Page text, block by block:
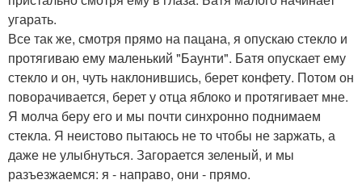
угарать.
Все так же, смотря прямо на пацана, я опускаю стекло и
протягиваю ему маленький "Баунти". Батя опускает ему
стекло и он, чуть наклонившись, берет конфету. Потом он
поворачивается, берет у отца яблоко и протягивает мне.
Я молча беру его и мы почти синхронно поднимаем
стекла. Я неистово пытаюсь не то чтобы не заржать, а
даже не улыбнуться. Загорается зеленый, и мы
разъезжаемся: я - направо, они - прямо.